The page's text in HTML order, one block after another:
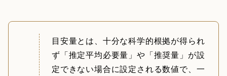
目安量とは、十分な科学的根拠が得られ
ず「推定平均必要量」や「推奨量」が設
定できない場合に設定される数値で、一